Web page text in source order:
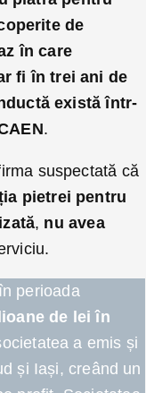
de
în care
fi în trei ani de
există într-
.
suspectată că
pietrei pentru
, nu avea
perioada
de lei în
a emis și
și Iași, creând un